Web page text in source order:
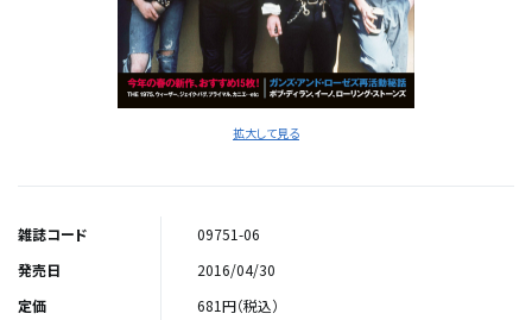
拡大して見る
雑誌コード
09751-06
発売日
2016/04/30
定価
681円（税込）